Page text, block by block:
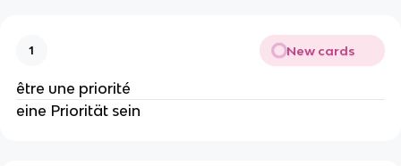
1 New cards
être une priorité
eine Priorität sein